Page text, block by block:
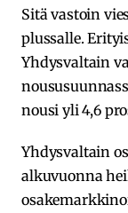
Sitä vastoin
plussalle.
Yhdysvaltain
nousi yli 4,6
Yhdysvaltain
alkuvuonna